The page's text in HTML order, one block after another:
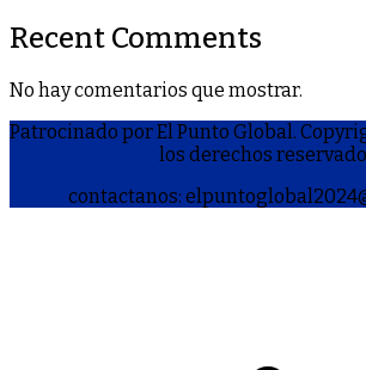
Recent Comments
No hay comentarios que mostrar.
Patrocinado por El Punto Global.
los derechos
contactanos: